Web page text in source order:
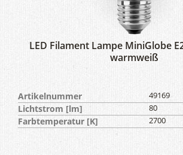
LED Filament Lampe MiniGlobe
warmweiß
Artikelnummer 49169
Lichtstrom [lm] 80
Farbtemperatur [K] 2700